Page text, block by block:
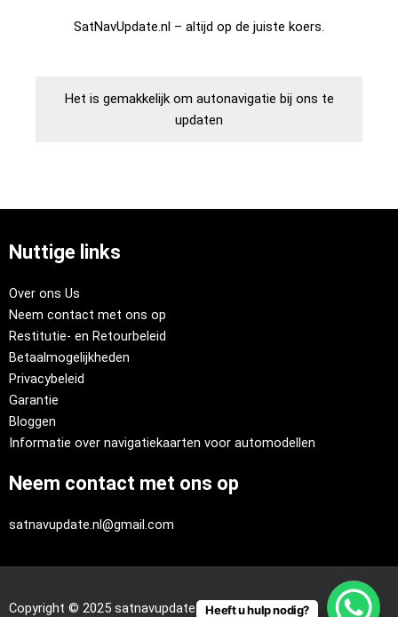
SatNavUpdate.nl – altijd op de juiste koers.
Het is gemakkelijk om autonavigatie bij ons te
updaten
Nuttige links
Over ons Us
Neem contact met ons op
Restitutie- en Retourbeleid
Betaalmogelijkheden
Privacybeleid
Garantie
Bloggen
Informatie over navigatiekaarten voor automodellen
Neem contact met ons op
satnavupdate.nl@gmail.com
Copyright © 2025 satnavupdate.nlHeeft u hulp nodig?